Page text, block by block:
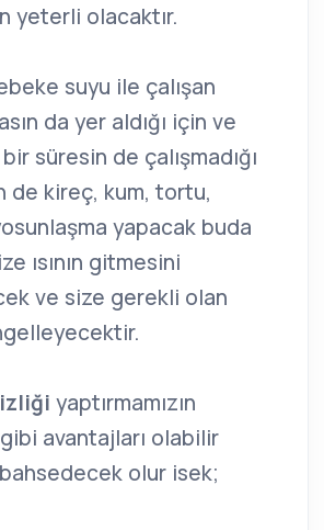
yeterli olacaktır.
suyu ile çalışan
da yer aldığı için ve
bir süresin de çalışmadığı
de kireç, kum, tortu,
yapacak buda
ısının gitmesini
ve size gerekli olan
yaptırmamızın
avantajları olabilir
olur isek;